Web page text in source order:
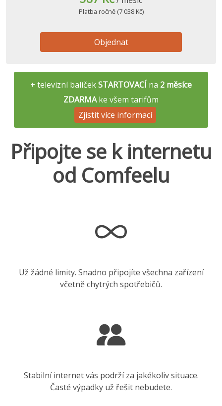
Platba ročně (7 038 Kč)
Objednat
+ televizní balíčekSTARTOVACÍ na 2 měsíce
ZDARMAke všem tarifům
Zjistit více informací
Připojte se k internetu
od Comfeelu
Už žádné limity. Snadno připojíte všechna zařízení
včetně chytrých spotřebičů.
Stabilní internet vás podrží za jakékoliv situace.
Časté výpadky už řešit nebudete.